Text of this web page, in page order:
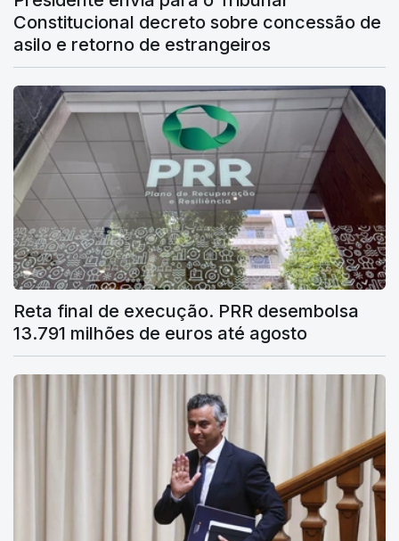
Constitucional decreto sobre concessão de
asilo e retorno de estrangeiros
Reta final de execução. PRR desembolsa
13.791 milhões de euros até agosto